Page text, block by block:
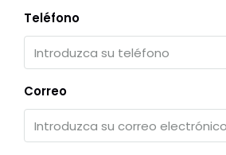
Teléfono
Correo